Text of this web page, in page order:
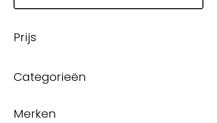
Prijs
Categorieën
Merken